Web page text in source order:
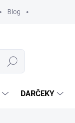
Blog
Hľadať
DARČEKY